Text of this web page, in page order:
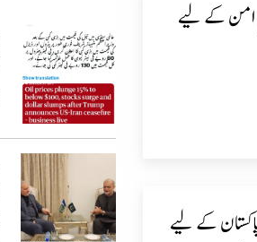
امن کے لیے
کے لیے